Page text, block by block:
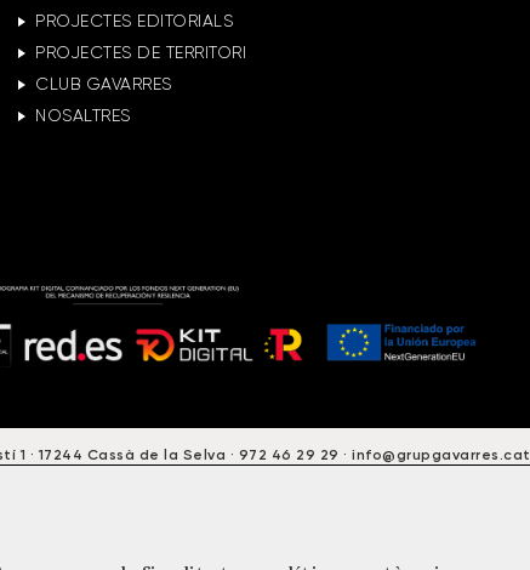
PROJECTES EDITORIALS
PROJECTES DE TERRITORI
CLUB GAVARRES
NOSALTRES
1 · 17244 Cassà de la Selva · 972 46 29 29 · info@grupgavarres.cat